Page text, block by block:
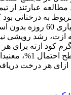
(تیمار شاهد